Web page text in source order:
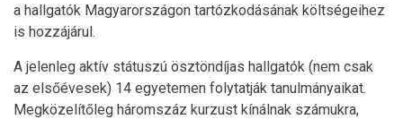
a hallgatók Magyarországon tartózkodásának költségeihez
is hozzájárul.
A jelenleg aktív státuszú ösztöndíjas hallgatók (nem csak
az elsőévesek) 14 egyetemen folytatják tanulmányaikat.
Megközelítőleg háromszáz kurzust kínálnak számukra,